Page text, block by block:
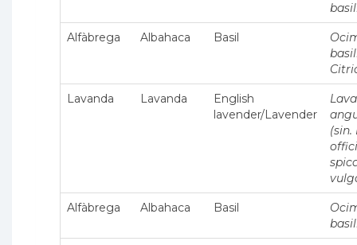
Alfàbrega Albahaca Basil
Lavanda Lavanda
English
lavender/Lavender
(sin.
Alfàbrega Albahaca Basil